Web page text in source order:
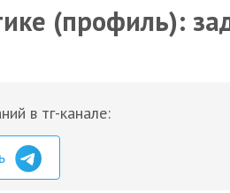
(профиль):
в тг-канале: